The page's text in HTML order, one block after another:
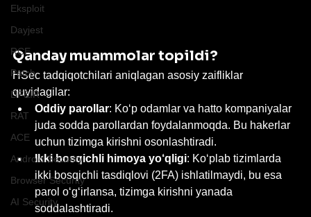
Eksploit
Dayjest
RCE
Patch
DF&IR
RAT
ACE
Android Security
Browser Security
AI Security
Qanday muammolar topildi?
HSec tadqiqotchilari aniqlagan asosiy zaifliklar
quyidagilar:
Oddiy parollar: Ko‘p odamlar va hatto kompaniyalar
juda sodda parollardan foydalanmoqda. Bu hakerlar
uchun tizimga kirishni osonlashtiradi.
Ikki bosqichli himoya yo‘qligi: Ko‘plab tizimlarda
ikki bosqichli tasdiqlovi (2FA) ishlatilmaydi, bu esa
parol o‘g‘irlansa, tizimga kirishni yanada
soddalashtiradi.